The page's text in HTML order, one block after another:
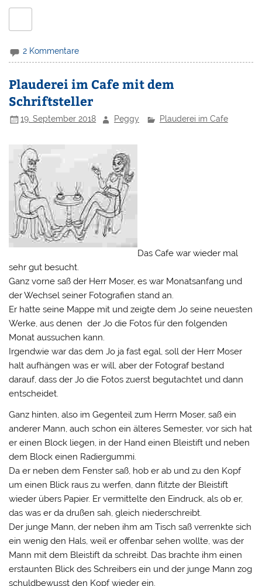
2 Kommentare
Plauderei im Cafe mit dem
Schriftsteller
19. September 2018 Peggy Plauderei im Cafe
Das Cafe war wieder mal
sehr gut besucht.
Ganz vorne saß der Herr Moser, es war Monatsanfang und
der Wechsel seiner Fotografien stand an.
Er hatte seine Mappe mit und zeigte dem Jo seine neuesten
Werke, aus denen der Jo die Fotos für den folgenden
Monat aussuchen kann.
Irgendwie war das dem Jo ja fast egal, soll der Herr Moser
halt aufhängen was er will, aber der Fotograf bestand
darauf, dass der Jo die Fotos zuerst begutachtet und dann
entscheidet.
Ganz hinten, also im Gegenteil zum Herrn Moser, saß ein
anderer Mann, auch schon ein älteres Semester, vor sich hat
er einen Block liegen, in der Hand einen Bleistift und neben
dem Block einen Radiergummi.
Da er neben dem Fenster saß, hob er ab und zu den Kopf
um einen Blick raus zu werfen, dann flitzte der Bleistift
wieder übers Papier. Er vermittelte den Eindruck, als ob er,
das was er da drußen sah, gleich niederschreibt.
Der junge Mann, der neben ihm am Tisch saß verrenkte sich
ein wenig den Hals, weil er offenbar sehen wollte, was der
Mann mit dem Bleistift da schreibt. Das brachte ihm einen
erstaunten Blick des Schreibers ein und der junge Mann zog
schuldbewusst den Kopf wieder ein.